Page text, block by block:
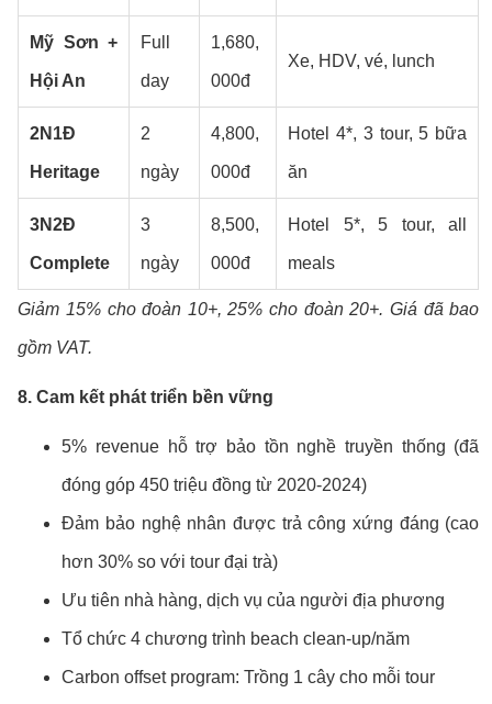
Mỹ Sơn +
Hội An
Full
day
1,680,
000đ
Xe, HDV, vé, lunch
2N1Đ
Heritage
2
ngày
4,800,
000đ
Hotel 4*, 3 tour, 5 bữa
ăn
3N2Đ
Complete
3
ngày
8,500,
000đ
Hotel 5*, 5 tour, all
meals
Giảm 15% cho đoàn 10+, 25% cho đoàn 20+. Giá đã bao
gồm VAT.
8. Cam kết phát triển bền vững
5% revenue hỗ trợ bảo tồn nghề truyền thống (đã
đóng góp 450 triệu đồng từ 2020-2024)
Đảm bảo nghệ nhân được trả công xứng đáng (cao
hơn 30% so với tour đại trà)
Ưu tiên nhà hàng, dịch vụ của người địa phương
Tổ chức 4 chương trình beach clean-up/năm
Carbon offset program: Trồng 1 cây cho mỗi tour